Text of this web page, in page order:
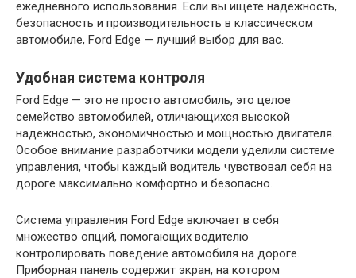
ежедневного использования. Если вы ищете надежность,
безопасность и производительность в классическом
автомобиле, Ford Edge — лучший выбор для вас.
Удобная система контроля
Ford Edge — это не просто автомобиль, это целое
семейство автомобилей, отличающихся высокой
надежностью, экономичностью и мощностью двигателя.
Особое внимание разработчики модели уделили системе
управления, чтобы каждый водитель чувствовал себя на
дороге максимально комфортно и безопасно.
Система управления Ford Edge включает в себя
множество опций, помогающих водителю
контролировать поведение автомобиля на дороге.
Приборная панель содержит экран, на котором